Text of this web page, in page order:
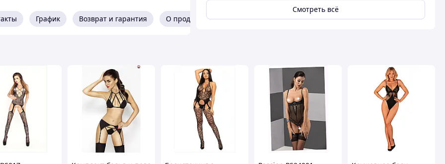
Смотреть всё
График Возврат и гарантия О продавце